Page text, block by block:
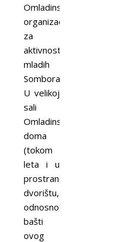
Omladinskoj
organizaciji,
za
aktivnosti
mladih
Somboraca.
U velikoj
sali
Omladinskog
doma
(tokom
leta i u
prostranom
dvorištu,
odnosno
bašti
ovog